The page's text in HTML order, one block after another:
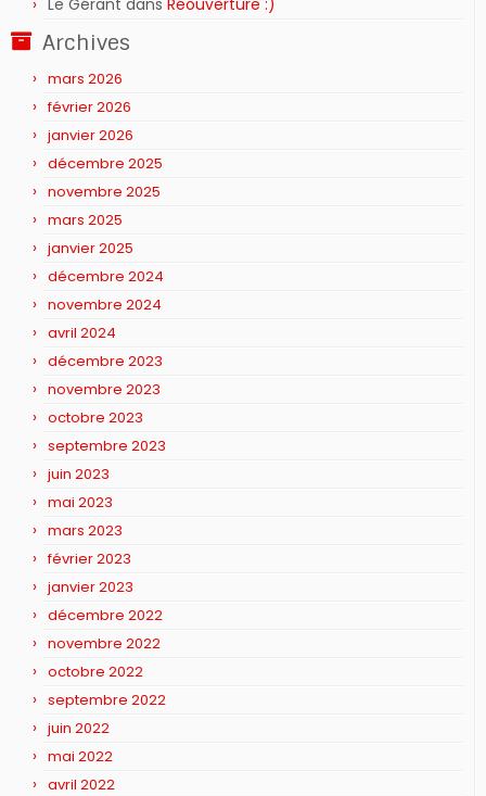
Le Gérant dans Réouverture :)
Archives
mars 2026
février 2026
janvier 2026
décembre 2025
novembre 2025
mars 2025
janvier 2025
décembre 2024
novembre 2024
avril 2024
décembre 2023
novembre 2023
octobre 2023
septembre 2023
juin 2023
mai 2023
mars 2023
février 2023
janvier 2023
décembre 2022
novembre 2022
octobre 2022
septembre 2022
juin 2022
mai 2022
avril 2022